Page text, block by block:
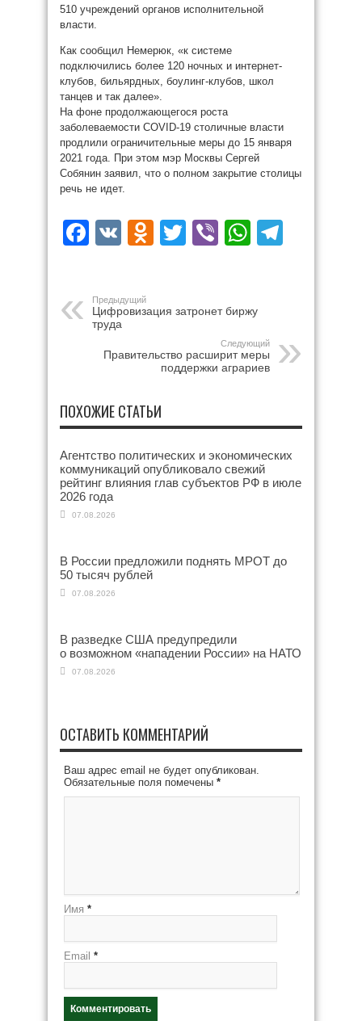
510 учреждений органов исполнительной
власти.
Как сообщил Немерюк, «к системе
подключились более 120 ночных и интернет-
клубов, бильярдных, боулинг-клубов, школ
танцев и так далее».
На фоне продолжающегося роста
заболеваемости COVID-19 столичные власти
продлили ограничительные меры до 15 января
2021 года. При этом мэр Москвы Сергей
Собянин заявил, что о полном закрытие столицы
речь не идет.
Facebook
VK Odnoklassniki
Twitter
Viber
Предыдущий
Цифровизация затронет биржу
труда
Следующий
Правительство расширит меры
поддержки аграриев
ПОХОЖИЕ СТАТЬИ
Агентство политических и экономических
коммуникаций опубликовало свежий
рейтинг влияния глав субъектов РФ в июле
2026 года
07.08.2026
В России предложили поднять МРОТ до
50 тысяч рублей
07.08.2026
В разведке США предупредили
о возможном «нападении России» на НАТО
07.08.2026
ОСТАВИТЬ КОММЕНТАРИЙ
Ваш адрес email не будет опубликован.
Обязательные поля помечены *
Имя *
Email *